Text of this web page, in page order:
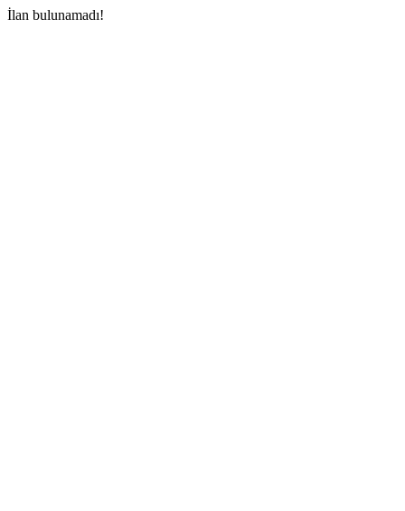
İlan bulunamadı!